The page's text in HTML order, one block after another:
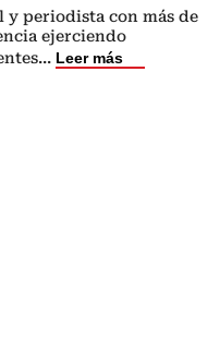
y periodista con más de
ejerciendo
... Leer más